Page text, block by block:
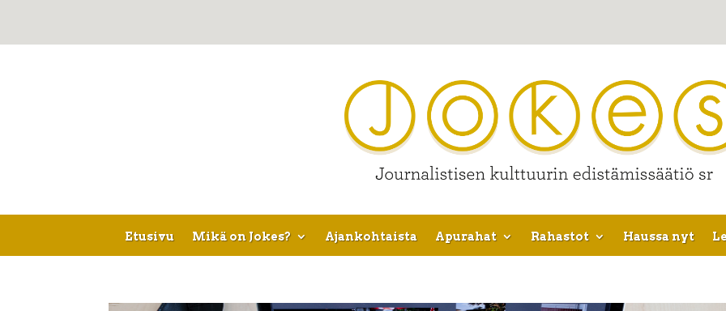
Etusivu Mikä on Jokes? Ajankohtaista Apurahat Rahastot Haussa nyt